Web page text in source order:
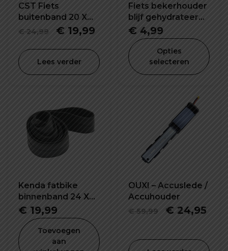
CST Fiets
buitenband 20 X
2.40 inch
€24,99
Oorspronkelijke
was:
€ 24,99.
€ 19,99 Huidige
is:
€ 19,99.
Lees verder
Fiets bekerhouder
blijf gehydrateerd
tijdens het rijden
€ 4,99
Opties
selecteren
Kenda fatbike
binnenband 24 X
4.0 inch K1188
€ 19,99
Toevoegen
aan
OUXI – Accuslede /
Accuhouder
€59,99
was:
€ 24,95